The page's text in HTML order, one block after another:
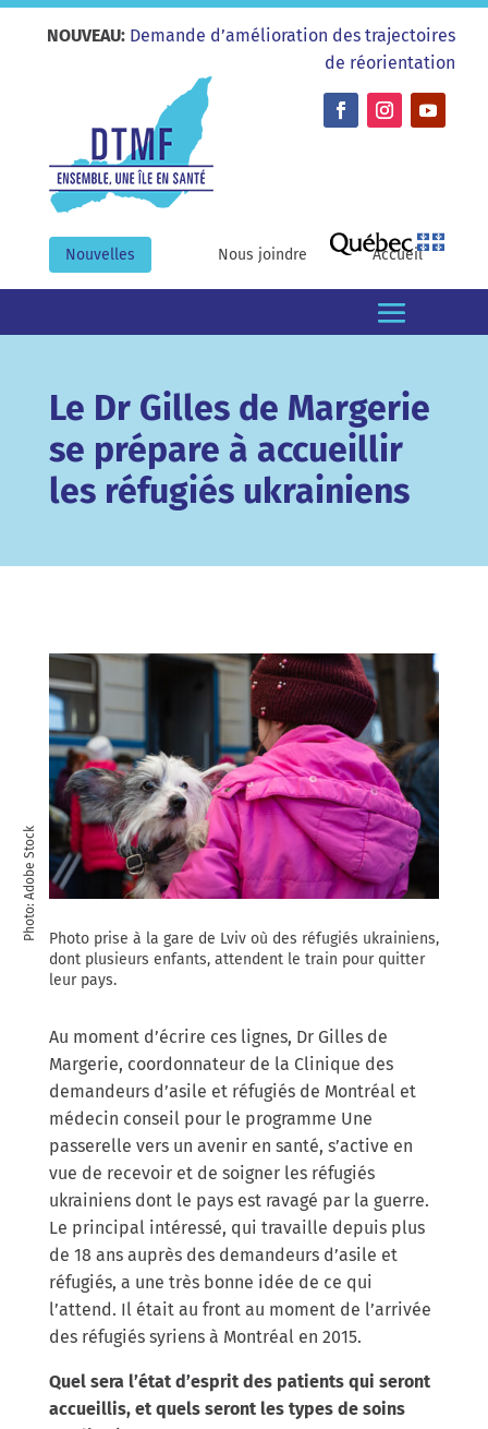
Accueil
Nous joindre
Nouvelles
NOUVEAU: Demande d’amélioration des trajectoires
de réorientation
Le Dr Gilles de Margerie
se prépare à accueillir
les réfugiés ukrainiens
Photo: Adobe Stock
Photo prise à la gare de Lviv où des réfugiés ukrainiens,
dont plusieurs enfants, attendent le train pour quitter
leur pays.
Au moment d’écrire ces lignes, Dr Gilles de
Margerie, coordonnateur de la Clinique des
demandeurs d’asile et réfugiés de Montréal et
médecin conseil pour le programme Une
passerelle vers un avenir en santé, s’active en
vue de recevoir et de soigner les réfugiés
ukrainiens dont le pays est ravagé par la guerre.
Le principal intéressé, qui travaille depuis plus
de 18 ans auprès des demandeurs d’asile et
réfugiés, a une très bonne idée de ce qui
l’attend. Il était au front au moment de l’arrivée
des réfugiés syriens à Montréal en 2015.
Quel sera l’état d’esprit des patients qui seront
accueillis, et quels seront les types de soins